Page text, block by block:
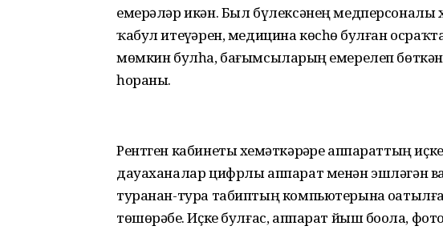
емерәләр икән. Был бүлексәнең
ҡабул итеүҙәрен, медицина көсһөҙ булған
мөмкин булһа, бағымсыларҙың емерелеп бөткән
һораны.
Рентген кабинеты хеҙмәткәрҙәре аппараттың
дауаханалар цифрлы аппарат менән эшләгән
туранан-тура табиптың компьютерына
төшөрәбеҙ. Иҫке булғас, аппарат йыш боҙола,